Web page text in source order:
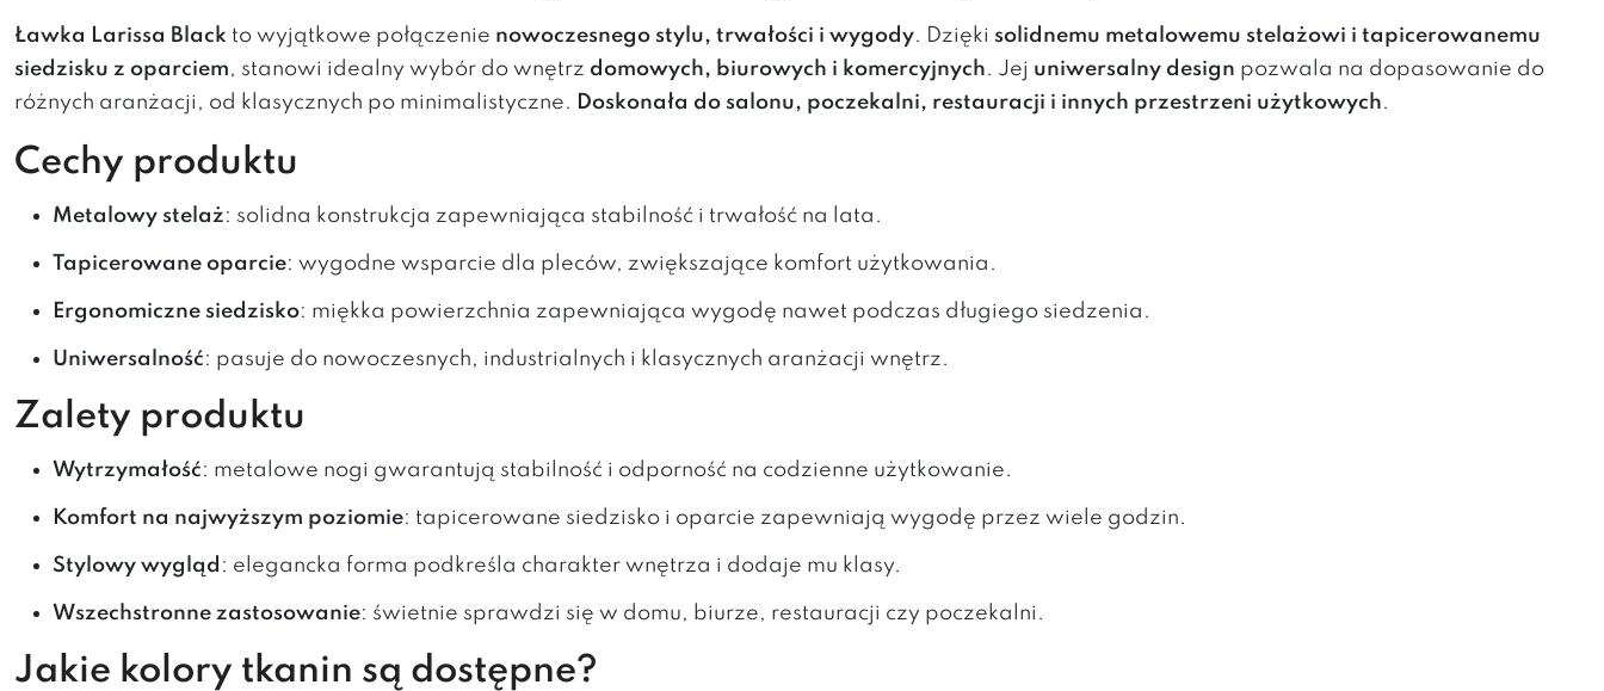
Ławka Larissa Black to wyjątkowe połączenie nowoczesnego stylu, trwałości i wygody. Dzięki solidnemu metalowemu stelażowi i tapicerowanemu
siedzisku z oparciem, stanowi idealny wybór do wnętrz domowych, biurowych i komercyjnych. Jej uniwersalny design pozwala na dopasowanie do
różnych aranżacji, od klasycznych po minimalistyczne. Doskonała do salonu, poczekalni, restauracji i innych przestrzeni użytkowych.
Cechy produktu
Metalowy stelaż: solidna konstrukcja zapewniająca stabilność i trwałość na lata.
Tapicerowane oparcie: wygodne wsparcie dla pleców, zwiększające komfort użytkowania.
Ergonomiczne siedzisko: miękka powierzchnia zapewniająca wygodę nawet podczas długiego siedzenia.
Uniwersalność: pasuje do nowoczesnych, industrialnych i klasycznych aranżacji wnętrz.
Zalety produktu
Wytrzymałość: metalowe nogi gwarantują stabilność i odporność na codzienne użytkowanie.
Komfort na najwyższym poziomie: tapicerowane siedzisko i oparcie zapewniają wygodę przez wiele godzin.
Stylowy wygląd : elegancka forma podkreśla charakter wnętrza i dodaje mu klasy.
Wszechstronne zastosowanie: świetnie sprawdzi się w domu, biurze, restauracji czy poczekalni.
Jakie kolory tkanin są dostępne?